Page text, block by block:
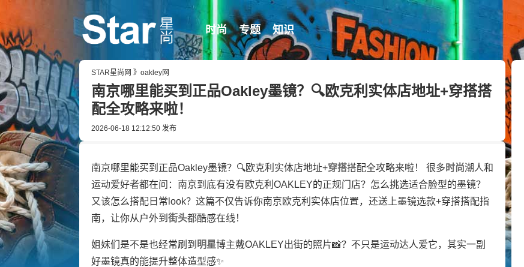
时尚 专题 知识
STAR星尚网 》 oakley网
南京哪里能买到正品Oakley墨镜？🔍欧克利实体店地址+穿搭搭
配全攻略来啦！
2026-06-18 12:12:50 发布
南京哪里能买到正品Oakley墨镜？🔍欧克利实体店地址+穿搭搭配全攻略来啦！ 很多 时尚潮人和
运动爱好者都在问：南京到底有没有欧克利OAKLEY的正规门店？怎么挑选适合脸型的墨镜？
又该怎么搭配日常look？这篇不仅告诉你南京欧克利实体店位置，还送上墨镜选款+穿搭搭配指
南，让你从户外到 街头都酷感在线！
姐妹们是不是也经常刷到 明星博主戴OAKLEY出街的照片📸？不只是运动达人爱它，其实一副
好墨镜真的能提升整体造型感✨